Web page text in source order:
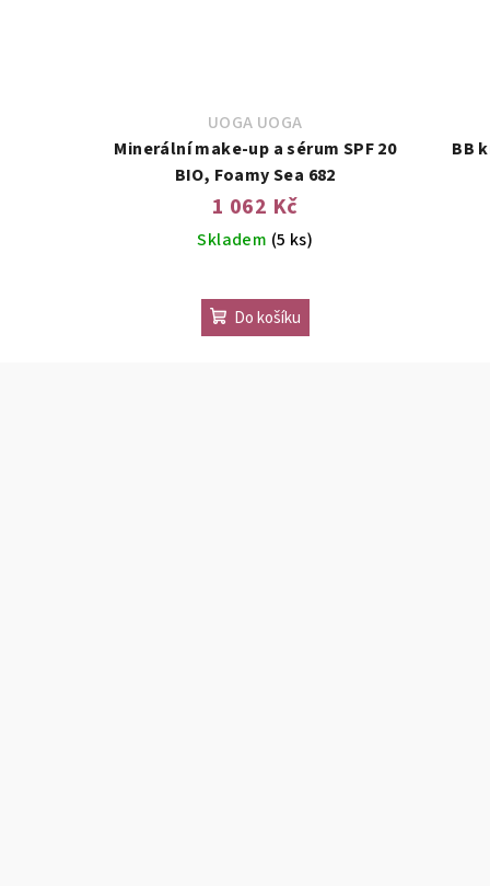
UOGA UOGA
Minerální make-up a sérum SPF 20
BIO, Foamy Sea 682
1 062 Kč
Skladem (5 ks)
Do košíku
BB